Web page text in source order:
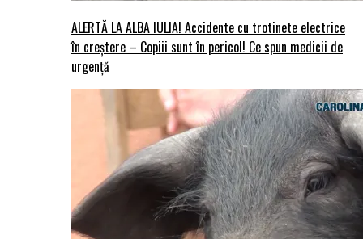
ALERTĂ LA ALBA IULIA! Accidente cu trotinete electrice
în creștere – Copiii sunt în pericol! Ce spun medicii de
urgență